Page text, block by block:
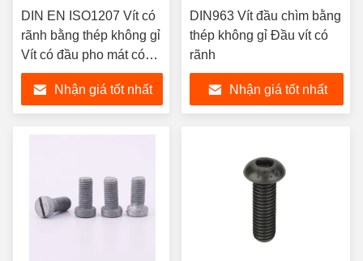
DIN EN ISO1207 Vít có
rãnh bằng thép không gỉ
Vít có đầu pho mát có
rãnh
Nhận giá tốt nhất
DIN963 Vít đầu chìm bằng
thép không gỉ Đầu vít có
rãnh
Nhận giá tốt nhất